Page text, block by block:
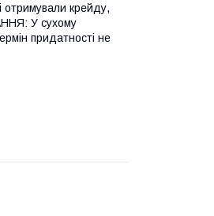
отримували крейду,
У сухому
придатності не